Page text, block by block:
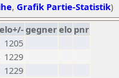
, Grafik Partie-Statistik)
elo+/-gegnerelo pnr
1205
1229
1229